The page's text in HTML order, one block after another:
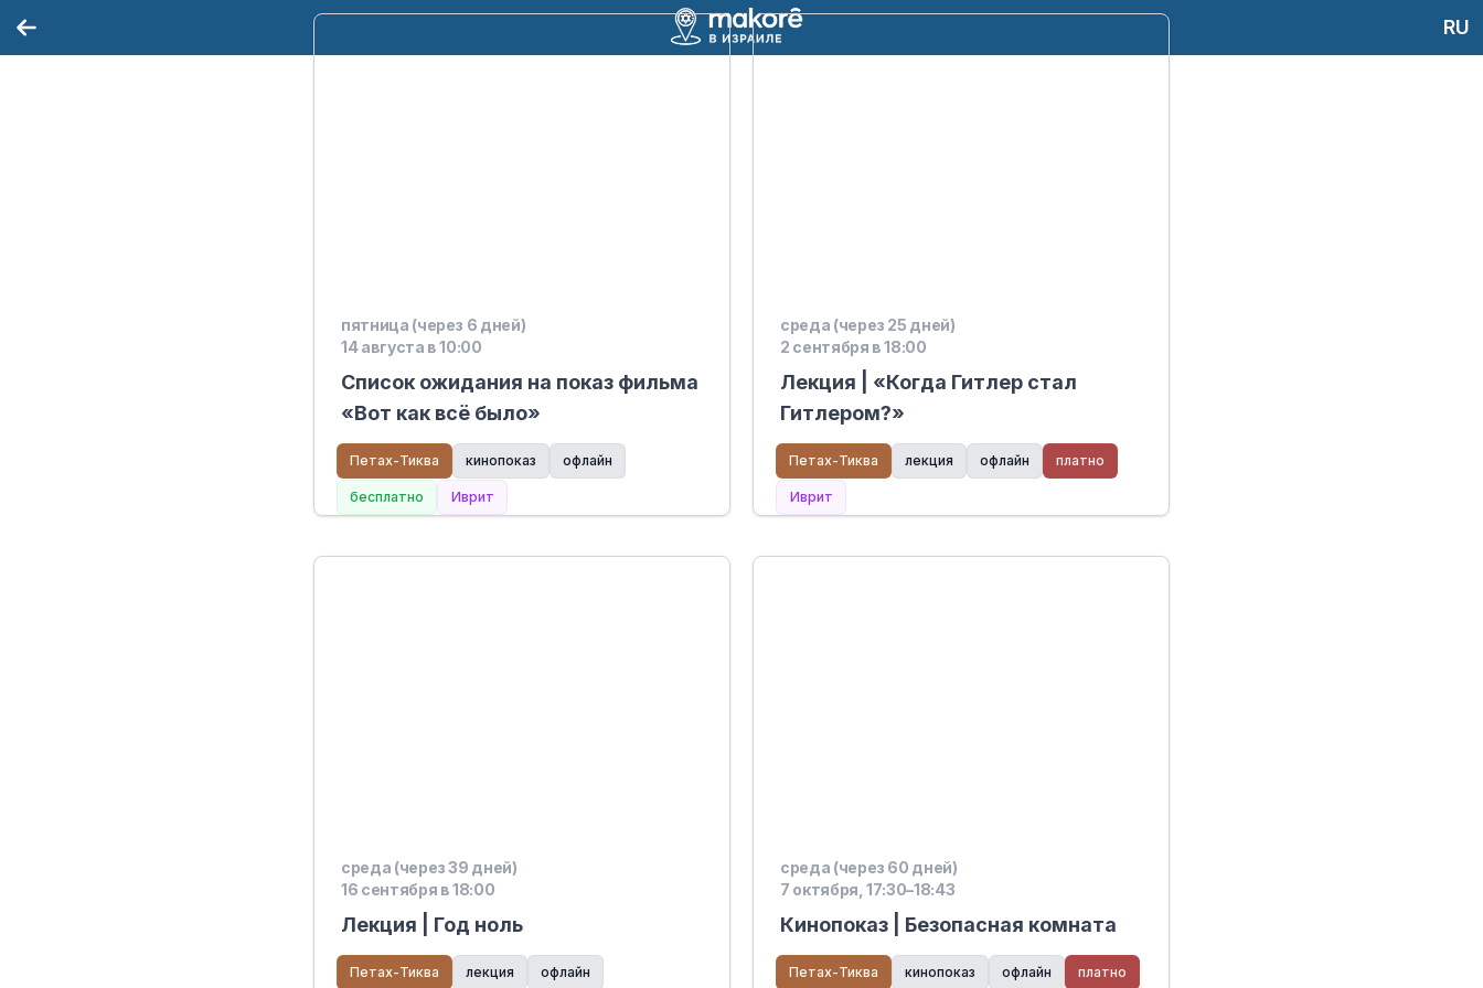
RU
пятница (через 6 дней)
14 августа в 10:00
Список ожидания на показ фильма
«Вот как всё было»
Петах-Тиква кинопоказ офлайн
бесплатно Иврит
среда (через 25 дней)
2 сентября в 18:00
Лекция | «Когда Гитлер стал
Гитлером?»
Петах-Тиква лекция офлайн платно
Иврит
среда (через 39 дней)
16 сентября в 18:00
Лекция | Год ноль
Петах-Тиква лекция офлайн
среда (через 60 дней)
7 октября, 17:30–18:43
Кинопоказ | Безопасная комната
Петах-Тиква кинопоказ офлайн платно